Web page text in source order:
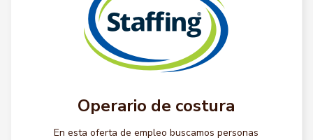
Operario de costura
En esta oferta de empleo buscamos personas